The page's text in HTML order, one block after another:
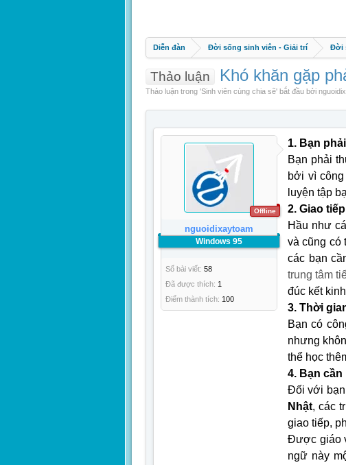
Diễn đàn Đời sống sinh viên - Giải trí Đời
Thảo luận Khó khăn gặp
Thảo luận trong 'Sinh viên cùng chia sẽ' bắt đầu bởi
Offline
nguoidixaytoam
Windows 95
Số bài viết: 58
Đã được thích: 1
Điểm thành tích: 100
1. Bạn
Bạn phải
bởi vì
luyện tập
2. Giao
Hầu như
và cũng có
các bạn
trung tâm
đúc kết
3. Thời
Bạn có
nhưng
thể học
4. Bạn
Đối với
Nhật, các
giao tiếp,
Được giáo
ngữ này